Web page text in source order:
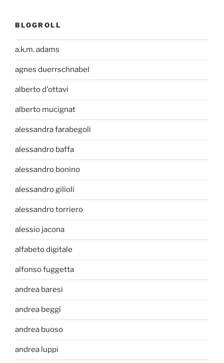
BLOGROLL
a.k.m. adams
agnes duerrschnabel
alberto d'ottavi
alberto mucignat
alessandra farabegoli
alessandro baffa
alessandro bonino
alessandro gilioli
alessandro torriero
alessio jacona
alfabeto digitale
alfonso fuggetta
andrea baresi
andrea beggi
andrea buoso
andrea luppi